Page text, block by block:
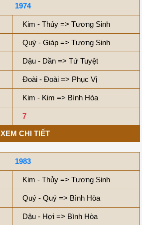
1974
Kim - Thủy => Tương Sinh
Quý - Giáp => Tương Sinh
Dậu - Dần => Tứ Tuyệt
Đoài - Đoài => Phục Vị
Kim - Kim => Bình Hòa
7
XEM CHI TIẾT
1983
Kim - Thủy => Tương Sinh
Quý - Quý => Bình Hòa
Dậu - Hợi => Bình Hòa